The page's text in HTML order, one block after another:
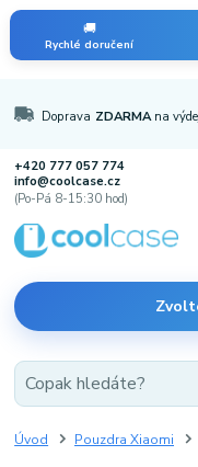
🚚
Rychlé doručení
Doprava ZDARMA na
+420 777 057 774
info@coolcase.cz
(Po-Pá 8-15:30 hod)
Úvod Pouzdra Xiaomi